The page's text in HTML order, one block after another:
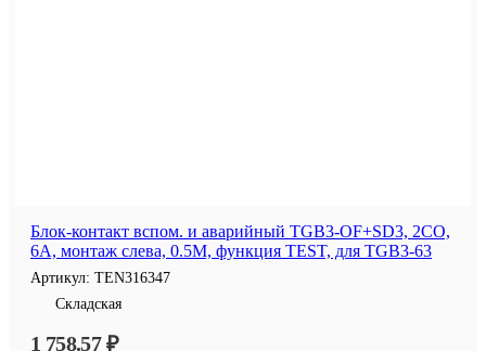
Блок-контакт вспом. и аварийный TGB3-OF+SD3, 2CO,
6A, монтаж слева, 0.5M, функция TEST, для TGB3-63
Артикул: TEN316347
Складская
1 758.57 ₽